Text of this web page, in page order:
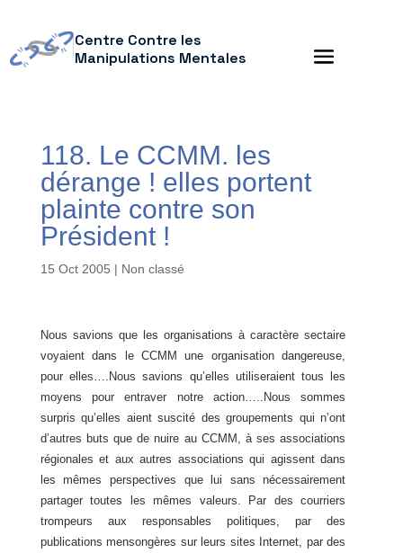
Centre Contre les
Manipulations Mentales
118. Le CCMM. les
dérange ! elles portent
plainte contre son
Président !
15 Oct 2005 | Non classé
Nous savions que les organisations à caractère sectaire
voyaient dans le CCMM une organisation dangereuse,
pour elles….Nous savions qu’elles utiliseraient tous les
moyens pour entraver notre action…..Nous sommes
surpris qu’elles aient suscité des groupements qui n’ont
d’autres buts que de nuire au CCMM, à ses associations
régionales et aux autres associations qui agissent dans
les mêmes perspectives que lui sans nécessairement
partager toutes les mêmes valeurs. Par des courriers
trompeurs aux responsables politiques, par des
publications mensongères sur leurs sites Internet, par des